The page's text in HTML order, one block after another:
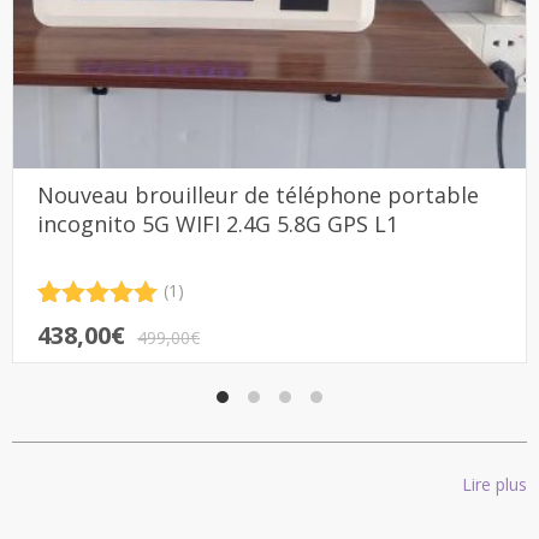
Nouveau brouilleur de téléphone portable
incognito 5G WIFI 2.4G 5.8G GPS L1
sur 5
basé sur
(1)
499,00€
Le
prix
499,00€.
438,00€
Le
prix
438,00€.
Lire plus